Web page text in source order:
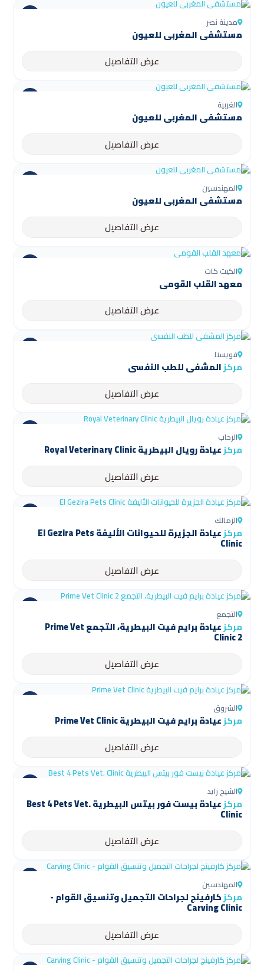
مدينة نصر
مستشفى المغربي للعيون
عرض التفاصيل
الغربية
مستشفى المغربي للعيون
عرض التفاصيل
المهندسين
مستشفى المغربي للعيون
عرض التفاصيل
الكيت كات
معهد القلب القومي
عرض التفاصيل
قويسنا
مركزالمشفى للطب النفسي
عرض التفاصيل
الرحاب
مركزعيادة رويال البيطرية Royal Veterinary Clinic
عرض التفاصيل
الزمالك
مركز عيادة الجزيرة للحيوانات الأليفة El Gezira Pets
Clinic
عرض التفاصيل
التجمع
مركز عيادة برايم فيت البيطرية، التجمع Prime Vet
Clinic 2
عرض التفاصيل
الشروق
مركزعيادة برايم فيت البيطرية Prime Vet Clinic
عرض التفاصيل
الشيخ زايد
مركز عيادة بيست فور بيتس البيطرية Best 4 Pets Vet.
Clinic
عرض التفاصيل
المهندسين
مركزكارفينج لجراحات التجميل وتنسيق القوام -
Carving Clinic
عرض التفاصيل